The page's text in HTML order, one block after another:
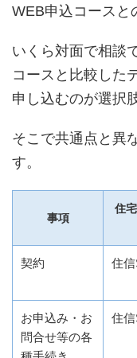
WEB申込コースと
いくら対面で相談
コースと比較した
申し込むのが選択
そこで共通点と異
す。
事項
住
契約 住
お申込み・お
問合せ等の各
住